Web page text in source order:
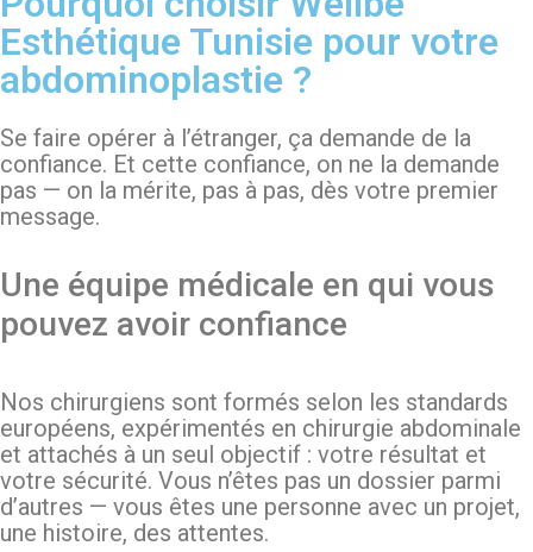
Esthétique Tunisie pour votre
abdominoplastie ?
Se faire opérer à l’étranger, ça demande de la
confiance. Et cette confiance, on ne la demande
pas — on la mérite, pas à pas, dès votre premier
message.
Une équipe médicale en qui vous
pouvez avoir confiance
Nos chirurgiens sont formés selon les standards
européens, expérimentés en chirurgie abdominale
et attachés à un seul objectif : votre résultat et
votre sécurité. Vous n’êtes pas un dossier parmi
d’autres — vous êtes une personne avec un projet,
une histoire, des attentes.